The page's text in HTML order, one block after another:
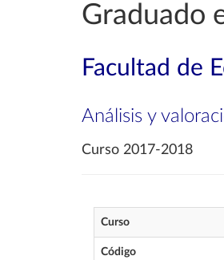
Graduado
Facultad de
Análisis y
Curso 2017-2018
Curso
Código